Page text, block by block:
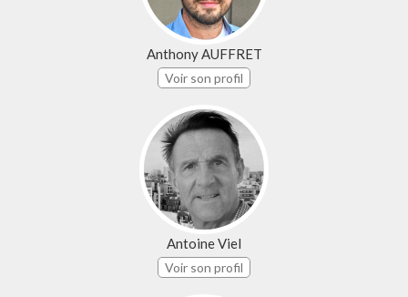
Anthony AUFFRET
Voir son profil
Antoine Viel
Voir son profil